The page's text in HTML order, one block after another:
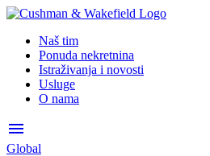
Naš tim
Ponuda nekretnina
Istraživanja i novosti
Usluge
O nama
menu
Global